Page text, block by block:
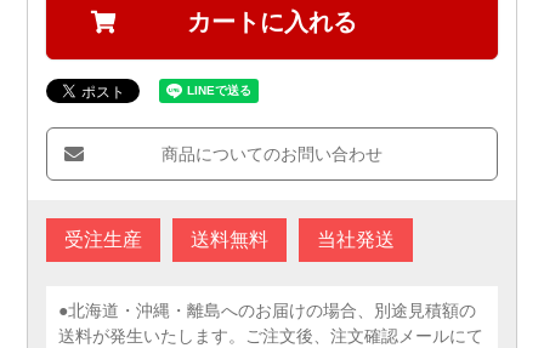
カートに入れる
商品についてのお問い合わせ
受注生産 送料無料 当社発送
●北海道・沖縄・離島へのお届けの場合、別途見積額の
送料が発生いたします。ご注文後、注文確認メールにて